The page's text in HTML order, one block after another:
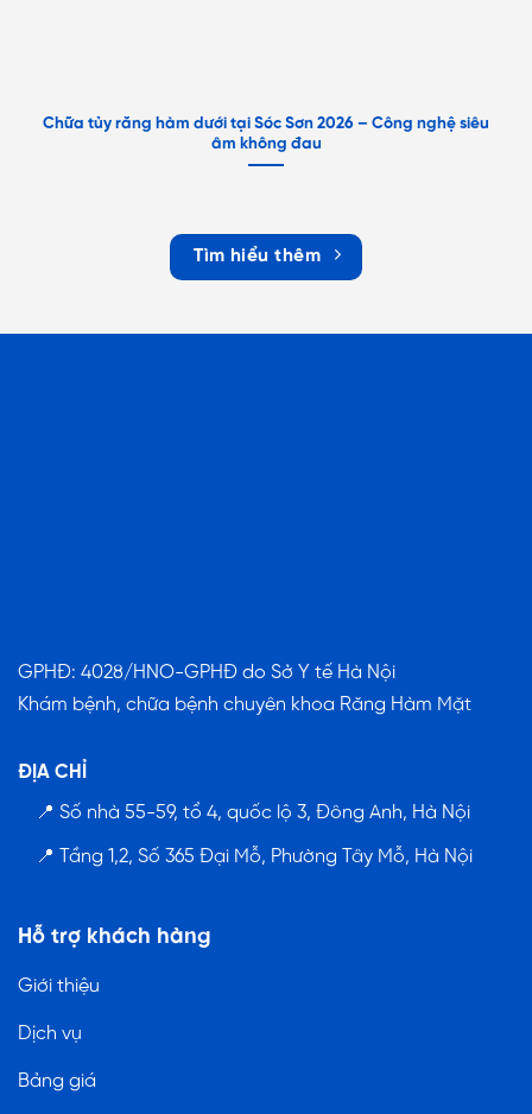
Chữa tủy răng hàm dưới tại Sóc Sơn 2026 – Công nghệ siêu
âm không đau
Tìm hiểu thêm
GPHĐ: 4028/HNO-GPHĐ do Sở Y tế Hà Nội
Khám bệnh, chữa bệnh chuyên khoa Răng Hàm Mặt
ĐỊA CHỈ
📍 Số nhà 55-59, tổ 4, quốc lộ 3, Đông Anh, Hà Nội
📍 Tầng 1,2, Số 365 Đại Mỗ, Phường Tây Mỗ, Hà Nội
Hỗ trợ khách hàng
Giới thiệu
Dịch vụ
Bảng giá